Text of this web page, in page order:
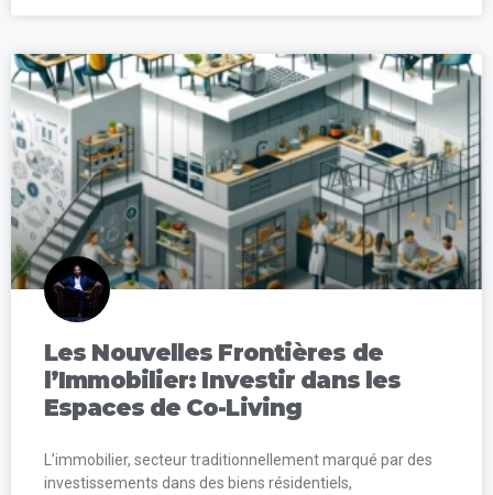
Les Nouvelles Frontières de
l’Immobilier: Investir dans les
Espaces de Co-Living
L’immobilier, secteur traditionnellement marqué par des
investissements dans des biens résidentiels,